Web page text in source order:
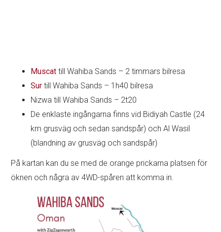
Muscat till Wahiba Sands – 2 timmars bilresa
Sur till Wahiba Sands – 1h40 bilresa
Nizwa till Wahiba Sands – 2t20
De enklaste ingångarna finns vid Bidiyah Castle (24
km grusväg och sedan sandspår) och Al Wasil
(blandning av grusväg och sandspår)
På kartan kan du se med de orange prickarna platsen för
öknen och några av 4WD-spåren att komma in.